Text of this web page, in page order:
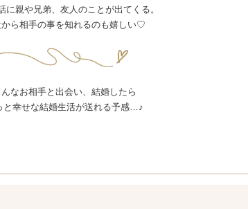
に親や兄弟、友人のことが出てくる。
ら相手の事を知れるのも嬉しい♡
んなお相手と出会い、結婚したら
と幸せな結婚生活が送れる予感…♪